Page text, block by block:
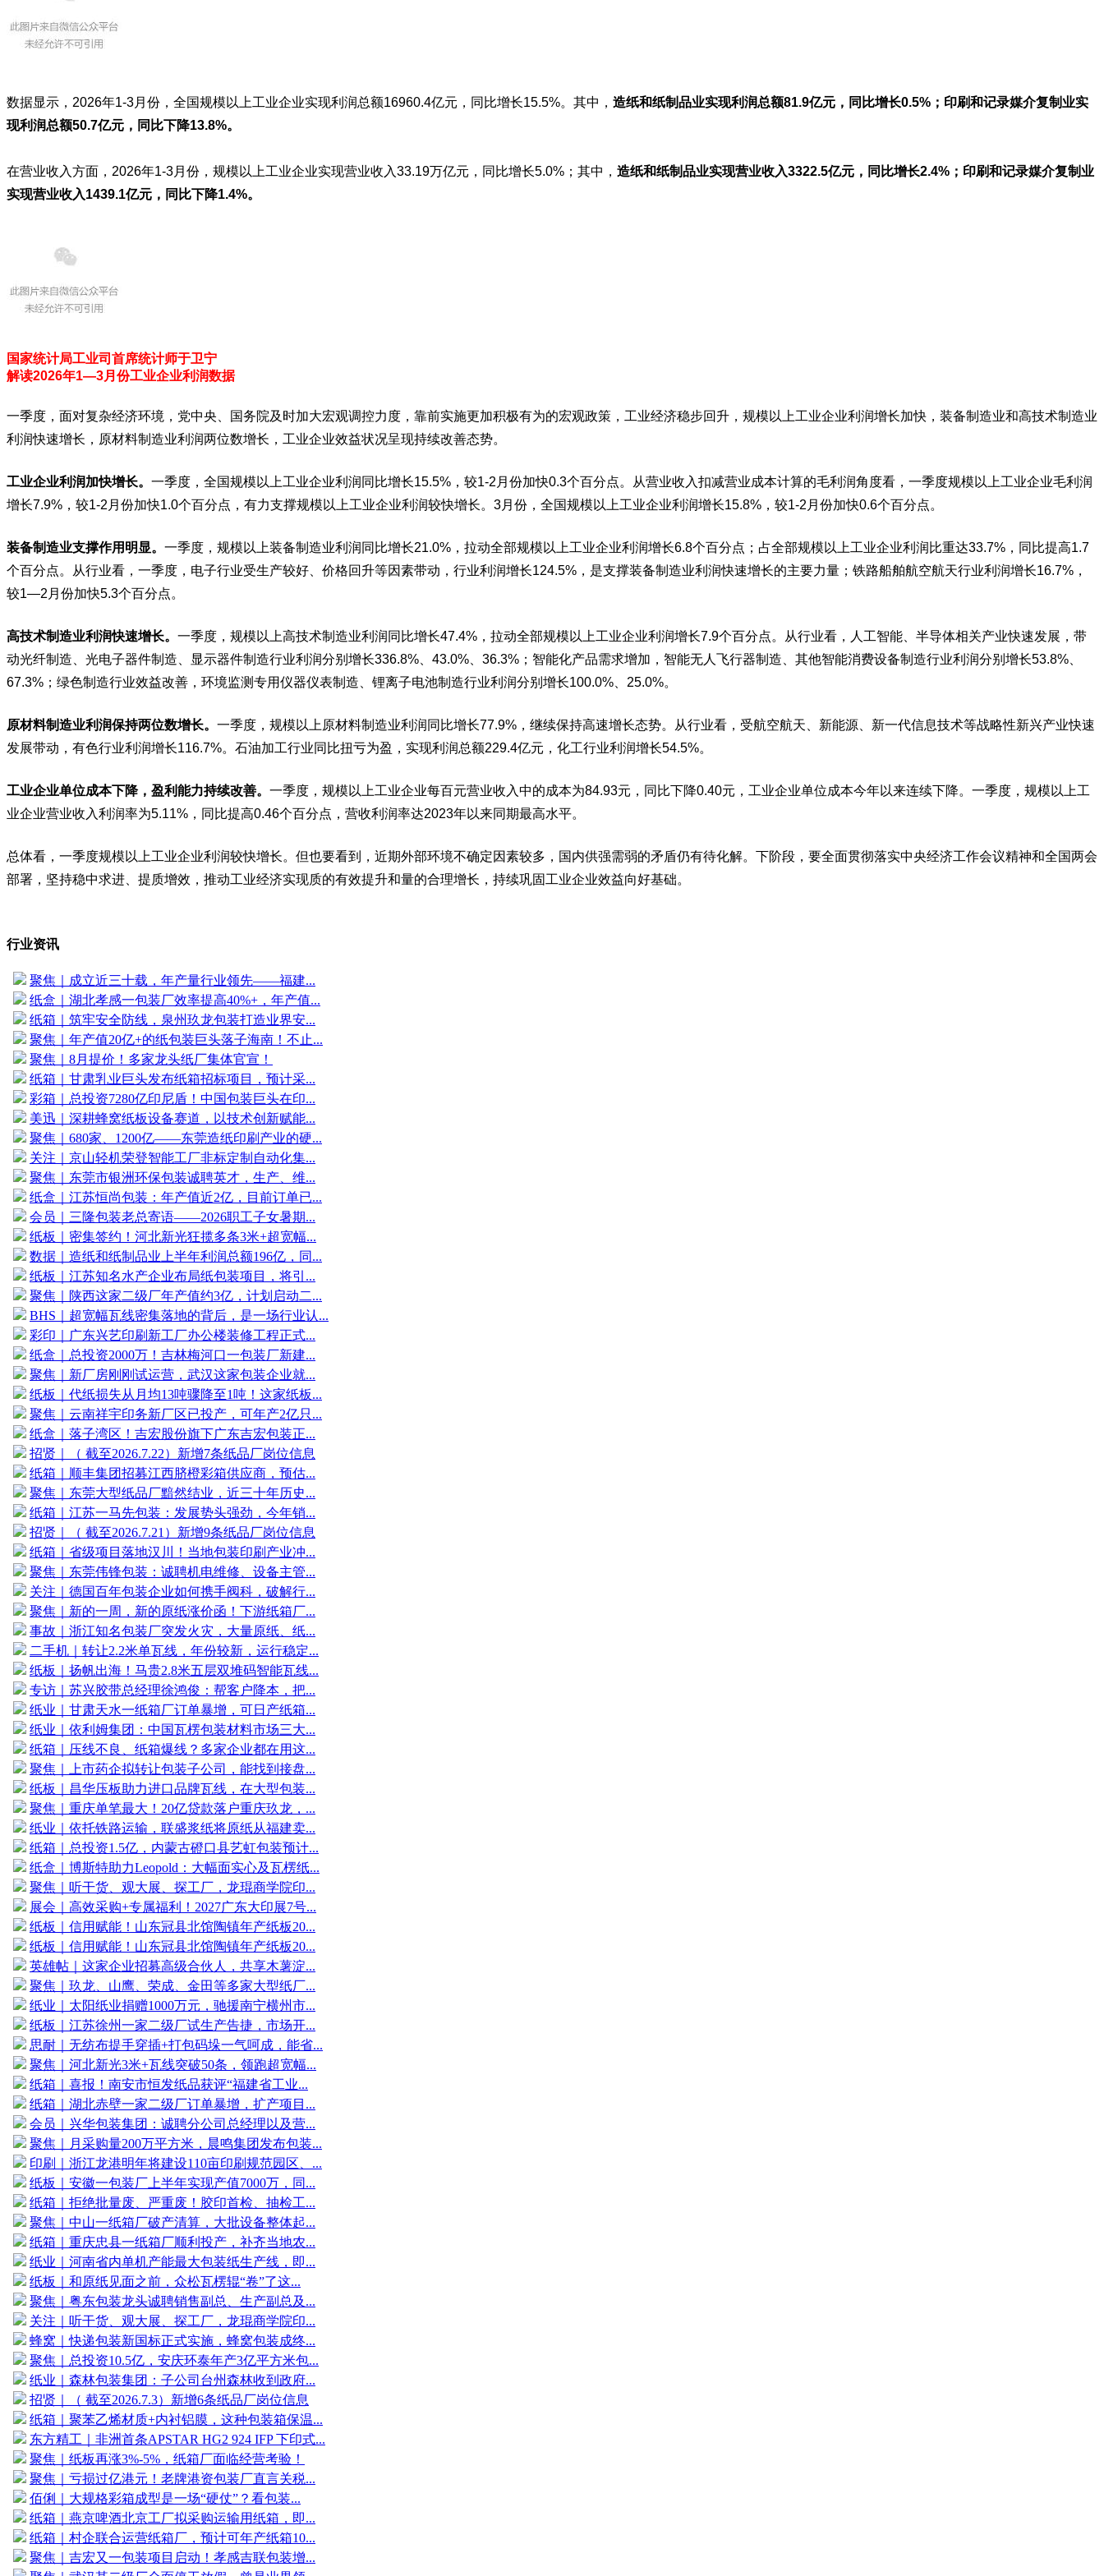
数据显示，2026年1-3月份，全国规模以上工业企业实现利润总额16960.4亿元，同比增长15.5%。其中， 造纸和纸制品业实现利润总额81.9亿元，同比增长0.5%；印刷和记录媒介复制业实
现利润总额50.7亿元，同比下降13.8%。
在营业收入方面，2026年1-3月份，规模以上工业企业实现营业收入33.19万亿元，同比增长5.0%；其中， 造纸和纸制品业实现营业收入3322.5亿元，同比增长2.4%；印刷和记录媒介复制业
实现营业收入1439.1亿元，同比下降1.4%。
国家统计局工业司首席统计师于卫宁
解读2026年1—3月份工业企业利润数据
一季度，面对复杂经济环境，党中央、国务院及时加大宏观调控力度，靠前实施更加积极有为的宏观政策，工业经济稳步回升，规模以上工业企业利润增长加快，装备制造业和高技术制造业
利润快速增长，原材料制造业利润两位数增长，工业企业效益状况呈现持续改善态势。
工业企业利润加快增长。 一季度，全国规模以上工业企业利润同比增长15.5%，较1-2月份加快0.3个百分点。从营业收入扣减营业成本计算的毛利润角度看，一季度规模以上工业企业毛利润
增长7.9%，较1-2月份加快1.0个百分点，有力支撑规模以上工业企业利润较快增长。3月份，全国规模以上工业企业利润增长15.8%，较1-2月份加快0.6个百分点。
装备制造业支撑作用明显。 一季度，规模以上装备制造业利润同比增长21.0%，拉动全部规模以上工业企业利润增长6.8个百分点；占全部规模以上工业企业利润比重达33.7%，同比提高1.7
个百分点。从行业看，一季度，电子行业受生产较好、价格回升等因素带动，行业利润增长124.5%，是支撑装备制造业利润快速增长的主要力量；铁路船舶航空航天行业利润增长16.7%，
较1—2月份加快5.3个百分点。
高技术制造业利润快速增长。 一季度，规模以上高技术制造业利润同比增长47.4%，拉动全部规模以上工业企业利润增长7.9个百分点。从行业看，人工智能、半导体相关产业快速发展，带
动光纤制造、光电子器件制造、显示器件制造行业利润分别增长336.8%、43.0%、36.3%；智能化产品需求增加，智能无人飞行器制造、其他智能消费设备制造行业利润分别增长53.8%、
67.3%；绿色制造行业效益改善，环境监测专用仪器仪表制造、锂离子电池制造行业利润分别增长100.0%、25.0%。
原材料制造业利润保持两位数增长。 一季度，规模以上原材料制造业利润同比增长77.9%，继续保持高速增长态势。从行业看，受航空航天、新能源、新一代信息技术等战略性新兴产业快速
发展带动，有色行业利润增长116.7%。石油加工行业同比扭亏为盈，实现利润总额229.4亿元，化工行业利润增长54.5%。
工业企业单位成本下降，盈利能力持续改善。 一季度，规模以上工业企业每百元营业收入中的成本为84.93元，同比下降0.40元，工业企业单位成本今年以来连续下降。一季度，规模以上工
业企业营业收入利润率为5.11%，同比提高0.46个百分点，营收利润率达2023年以来同期最高水平。
总体看，一季度规模以上工业企业利润较快增长。但也要看到，近期外部环境不确定因素较多，国内供强需弱的矛盾仍有待化解。下阶段，要全面贯彻落实中央经济工作会议精神和全国两会
部署，坚持稳中求进、提质增效，推动工业经济实现质的有效提升和量的合理增长，持续巩固工业企业效益向好基础。
行业资讯
聚焦｜成立近三十载，年产量行业领先——福建...
纸盒｜湖北孝感一包装厂效率提高40%+，年产值...
纸箱｜筑牢安全防线，泉州玖龙包装打造业界安...
聚焦｜年产值20亿+的纸包装巨头落子海南！不止...
聚焦｜8月提价！多家龙头纸厂集体官宣！
纸箱｜甘肃乳业巨头发布纸箱招标项目，预计采...
彩箱｜总投资7280亿印尼盾！中国包装巨头在印...
美迅｜深耕蜂窝纸板设备赛道，以技术创新赋能...
聚焦｜680家、1200亿——东莞造纸印刷产业的硬...
关注｜京山轻机荣登智能工厂非标定制自动化集...
聚焦｜东莞市银洲环保包装诚聘英才，生产、维...
纸盒｜江苏恒尚包装：年产值近2亿，目前订单已...
会员｜三隆包装老总寄语——2026职工子女暑期...
纸板｜密集签约！河北新光狂揽多条3米+超宽幅...
数据｜造纸和纸制品业上半年利润总额196亿，同...
纸板｜江苏知名水产企业布局纸包装项目，将引...
聚焦｜陕西这家二级厂年产值约3亿，计划启动二...
BHS｜超宽幅瓦线密集落地的背后，是一场行业认...
彩印｜广东兴艺印刷新工厂办公楼装修工程正式...
纸盒｜总投资2000万！吉林梅河口一包装厂新建...
聚焦｜新厂房刚刚试运营，武汉这家包装企业就...
纸板｜代纸损失从月均13吨骤降至1吨！这家纸板...
聚焦｜云南祥宇印务新厂区已投产，可年产2亿只...
纸盒｜落子湾区！吉宏股份旗下广东吉宏包装正...
招贤｜（ 截至2026.7.22）新增7条纸品厂岗位信息
纸箱｜顺丰集团招募江西脐橙彩箱供应商，预估...
聚焦｜东莞大型纸品厂黯然结业，近三十年历史...
纸箱｜江苏一马先包装：发展势头强劲，今年销...
招贤｜（ 截至2026.7.21）新增9条纸品厂岗位信息
纸箱｜省级项目落地汉川！当地包装印刷产业冲...
聚焦｜东莞伟锋包装：诚聘机电维修、设备主管...
关注｜德国百年包装企业如何携手阀科，破解行...
聚焦｜新的一周，新的原纸涨价函！下游纸箱厂...
事故｜浙江知名包装厂突发火灾，大量原纸、纸...
二手机｜转让2.2米单瓦线，年份较新，运行稳定...
纸板｜扬帆出海！马贵2.8米五层双堆码智能瓦线...
专访｜苏兴胶带总经理徐鸿俊：帮客户降本，把...
纸业｜甘肃天水一纸箱厂订单暴增，可日产纸箱...
纸业｜依利姆集团：中国瓦楞包装材料市场三大...
纸箱｜压线不良、纸箱爆线？多家企业都在用这...
聚焦｜上市药企拟转让包装子公司，能找到接盘...
纸板｜昌华压板助力进口品牌瓦线，在大型包装...
聚焦｜重庆单笔最大！20亿贷款落户重庆玖龙，...
纸业｜依托铁路运输，联盛浆纸将原纸从福建卖...
纸箱｜总投资1.5亿，内蒙古磴口县艺虹包装预计...
纸盒｜博斯特助力Leopold：大幅面实心及瓦楞纸...
聚焦｜听干货、观大展、探工厂，龙琨商学院印...
展会｜高效采购+专属福利！2027广东大印展7号...
纸板｜信用赋能！山东冠县北馆陶镇年产纸板20...
纸板｜信用赋能！山东冠县北馆陶镇年产纸板20...
英雄帖｜这家企业招募高级合伙人，共享木薯淀...
聚焦｜玖龙、山鹰、荣成、金田等多家大型纸厂...
纸业｜太阳纸业捐赠1000万元，驰援南宁横州市...
纸板｜江苏徐州一家二级厂试生产告捷，市场开...
思耐｜无纺布提手穿插+打包码垛一气呵成，能省...
聚焦｜河北新光3米+瓦线突破50条，领跑超宽幅...
纸箱｜喜报！南安市恒发纸品获评“福建省工业...
纸箱｜湖北赤壁一家二级厂订单暴增，扩产项目...
会员｜兴华包装集团：诚聘分公司总经理以及营...
聚焦｜月采购量200万平方米，晨鸣集团发布包装...
印刷｜浙江龙港明年将建设110亩印刷规范园区、...
纸板｜安徽一包装厂上半年实现产值7000万，同...
纸箱｜拒绝批量废、严重废！胶印首检、抽检工...
聚焦｜中山一纸箱厂破产清算，大批设备整体起...
纸箱｜重庆忠县一纸箱厂顺利投产，补齐当地农...
纸业｜河南省内单机产能最大包装纸生产线，即...
纸板｜和原纸见面之前，众松瓦楞辊“卷”了这...
聚焦｜粤东包装龙头诚聘销售副总、生产副总及...
关注｜听干货、观大展、探工厂，龙琨商学院印...
蜂窝｜快递包装新国标正式实施，蜂窝包装成终...
聚焦｜总投资10.5亿，安庆环泰年产3亿平方米包...
纸业｜森林包装集团：子公司台州森林收到政府...
招贤｜（ 截至2026.7.3）新增6条纸品厂岗位信息
纸箱｜聚苯乙烯材质+内衬铝膜，这种包装箱保温...
东方精工｜非洲首条APSTAR HG2 924 IFP 下印式...
聚焦｜纸板再涨3%-5%，纸箱厂面临经营考验！
聚焦｜亏损过亿港元！老牌港资包装厂直言关税...
佰俐｜大规格彩箱成型是一场“硬仗”？看包装...
纸箱｜燕京啤酒北京工厂拟采购运输用纸箱，即...
纸箱｜村企联合运营纸箱厂，预计可年产纸箱10...
聚焦｜吉宏又一包装项目启动！孝感吉联包装增...